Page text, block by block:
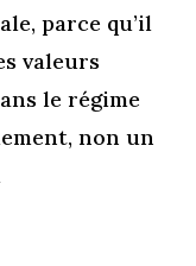
parce qu’il
valeurs
le régime
non un